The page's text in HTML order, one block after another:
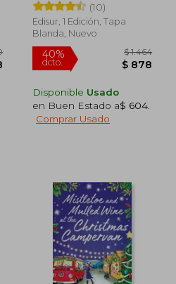
50%
dcto.
(10)
Edisur, 1 Edición, Tapa
Blanda, Nuevo
Disponible Usado
en Buen Estado a$ 604
Comprar Usado